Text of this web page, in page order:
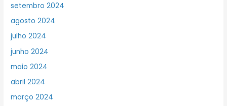
setembro 2024
agosto 2024
julho 2024
junho 2024
maio 2024
abril 2024
março 2024